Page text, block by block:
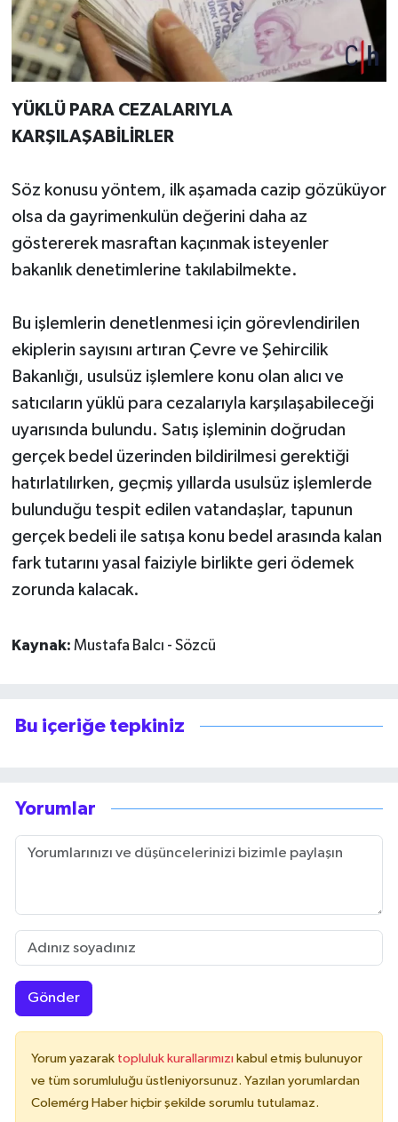
YÜKLÜ PARA CEZALARIYLA
KARŞILAŞABİLİRLER
Söz konusu yöntem, ilk aşamada cazip gözüküyor
olsa da gayrimenkulün değerini daha az
göstererek masraftan kaçınmak isteyenler
bakanlık denetimlerine takılabilmekte.
Bu işlemlerin denetlenmesi için görevlendirilen
ekiplerin sayısını artıran Çevre ve Şehircilik
Bakanlığı, usulsüz işlemlere konu olan alıcı ve
satıcıların yüklü para cezalarıyla karşılaşabileceği
uyarısında bulundu. Satış işleminin doğrudan
gerçek bedel üzerinden bildirilmesi gerektiği
hatırlatılırken, geçmiş yıllarda usulsüz işlemlerde
bulunduğu tespit edilen vatandaşlar, tapunun
gerçek bedeli ile satışa konu bedel arasında kalan
fark tutarını yasal faiziyle birlikte geri ödemek
zorunda kalacak.
Kaynak: Mustafa Balcı - Sözcü
Bu içeriğe tepkiniz
Yorumlar
Gönder
Yorum yazarak topluluk kurallarımızı kabul etmiş bulunuyor
ve tüm sorumluluğu üstleniyorsunuz. Yazılan yorumlardan
Colemérg Haber hiçbir şekilde sorumlu tutulamaz.